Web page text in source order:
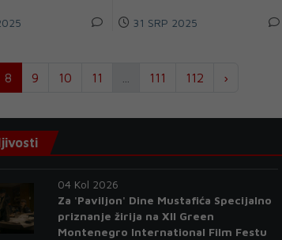
31 SRP 2025
8 9 10 11 111 112 ›
04 Kol 2026
Za 'Paviljon' Dine Mustafića Specijalno
priznanje žirija na XII Green
Montenegro International Film Festu